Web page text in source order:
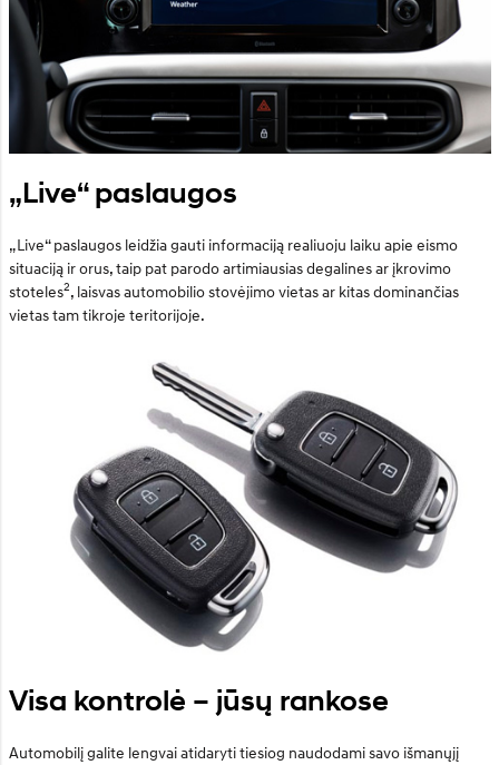
„Live“ paslaugos
„Live“ paslaugos leidžia gauti informaciją realiuoju laiku apie eismo
situaciją ir orus, taip pat parodo artimiausias degalines ar įkrovimo
stoteles2, laisvas automobilio stovėjimo vietas ar kitas dominančias
vietas tam tikroje teritorijoje.
Visa kontrolė – jūsų rankose
Automobilį galite lengvai atidaryti tiesiog naudodami savo išmanųjį